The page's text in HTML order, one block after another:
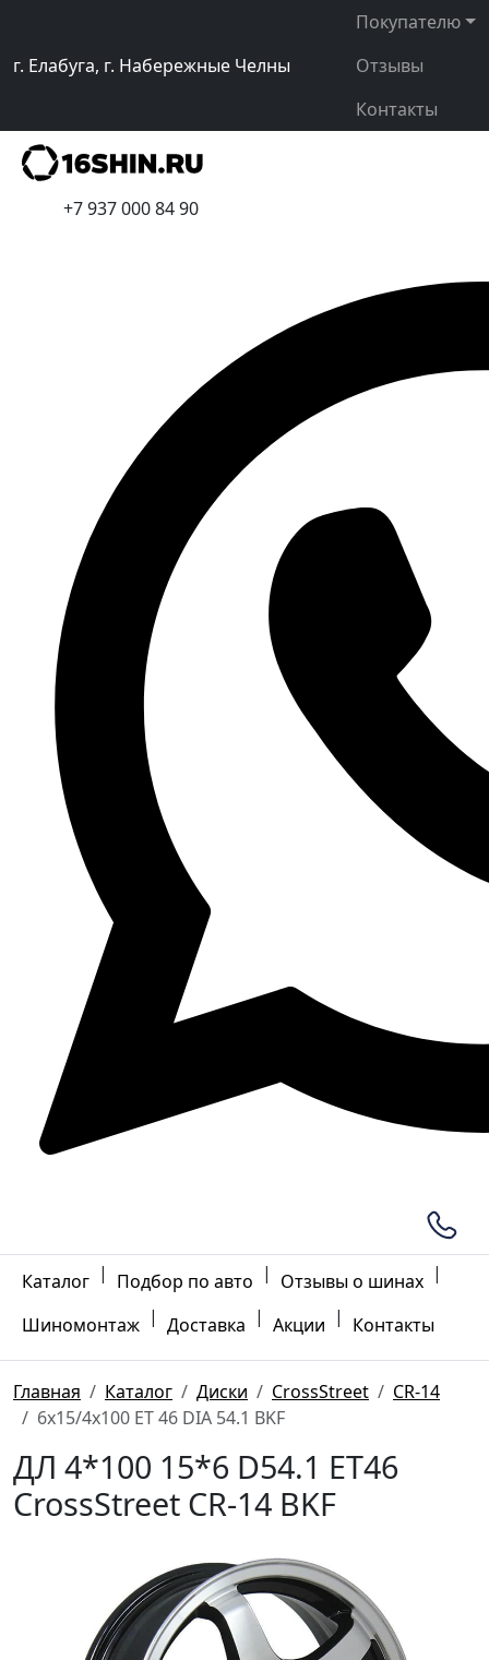
г. Елабуга, г. Набережные Челны
Покупателю
Отзывы
Контакты
+7 937 000 84 90
Каталог | Подбор по авто | Отзывы о шинах |
Шиномонтаж | Доставка | Акции | Контакты
Главная Каталог Диски CrossStreet
CR-14
6x15/4x100 ET 46 DIA 54.1 BKF
ДЛ 4*100 15*6 D54.1 ET46
CrossStreet CR-14 BKF